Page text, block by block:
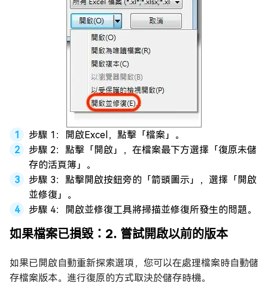
步驟 1：開啟Excel，點擊「檔案」。
步驟 2：點擊「開啟」，在檔案最下方選擇「復原未儲
存的活頁簿」。
步驟 3：點擊開啟按鈕旁的「箭頭圖示」，選擇「開啟
並修復」。
步驟 4：開啟並修復工具將掃描並修復所發生的問題。
如果檔案已損毀：2. 嘗試開啟以前的版本
如果已開啟自動重新探索選項，您可以在處理檔案時自動儲
存檔案版本。進行復原的方式取決於儲存時機。